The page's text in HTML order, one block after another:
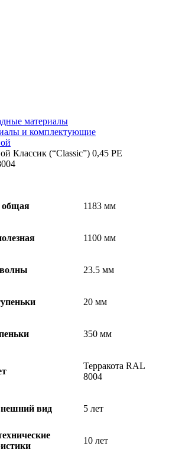
материалы
и комплектующие
Классик (“Classic”) 0,45 PE
1183 мм
1100 мм
23.5 мм
20 мм
350 мм
Терракота RAL
8004
вид 5 лет
10 лет